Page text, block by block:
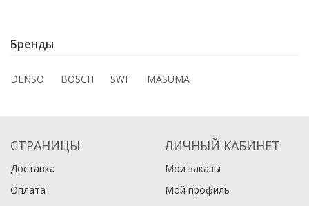
Бренды
DENSO BOSCH SWF MASUMA
СТРАНИЦЫ
Доставка
Оплата
ЛИЧНЫЙ КАБИНЕТ
Мои заказы
Мой профиль